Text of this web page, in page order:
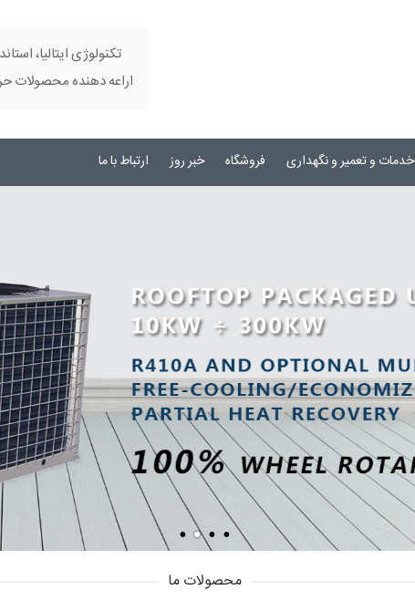
تکنولوژی ایتالیا،
اراعه دهنده محصولات
خدمات و تعمیر و نگهداری فروشگاه خبر روز ارتباط با ما
محصولات ما